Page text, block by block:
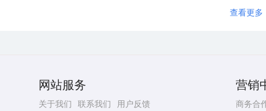
查看更多
网站服务
关于我们 联系我们
用户反馈
营销
商务合